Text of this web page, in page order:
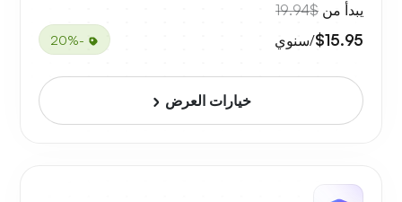
يبدأ من $19.94
$15.95/سنوي -20%
خيارات العرض